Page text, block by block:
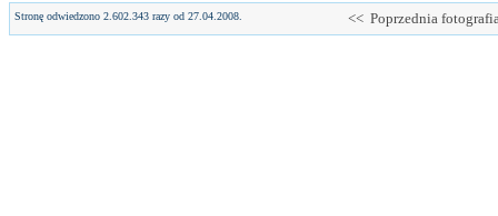
Stronę odwiedzono 2.602.343 razy od 27.04.2008. << Poprzednia